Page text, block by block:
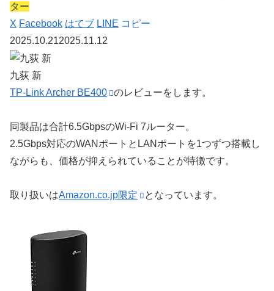
ター
X Facebook はてブ LINE コピー
2025.10.212025.11.12
九荻 新
TP-Link Archer BE400
のレビューをします。
同製品は合計6.5GbpsのWi-Fi 7ルーター。
2.5Gbps対応のWANポートとLANポートを1つずつ搭載し
ながらも、価格が抑えられていることが特徴です。
取り扱いはAmazon.co.jp限定 となっています。